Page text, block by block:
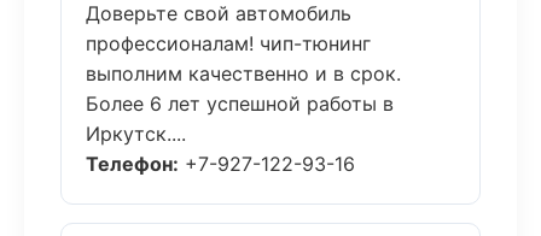
Доверьте свой автомобиль
профессионалам! чип-тюнинг
выполним качественно и в срок.
Более 6 лет успешной работы в
Иркутск....
Телефон: +7-927-122-93-16